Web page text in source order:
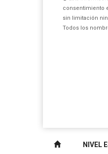
consentimiento
sin limitación
Todos los
NIVEL